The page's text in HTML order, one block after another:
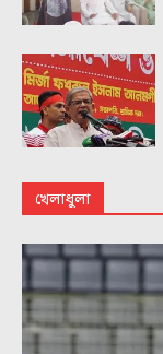
খেলাধুলা